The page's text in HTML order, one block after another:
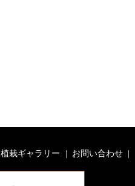
植栽ギャラリー お問い合わせ